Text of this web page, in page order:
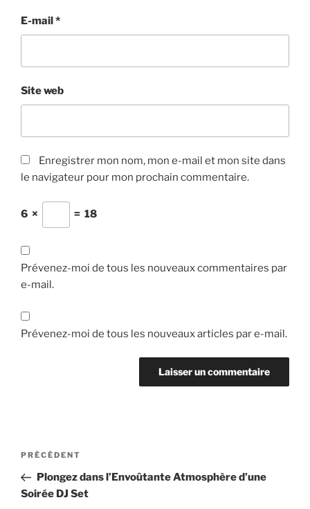
E-mail *
Site web
Enregistrer mon nom, mon e-mail et mon site dans
le navigateur pour mon prochain commentaire.
6 × = 18
Prévenez-moi de tous les nouveaux commentaires par
e-mail.
Prévenez-moi de tous les nouveaux articles par e-mail.
Navigation
l’article
Article
précédent
PRÉCÉDENT
Plongez dans l’Envoûtante Atmosphère d’une
Soirée DJ Set